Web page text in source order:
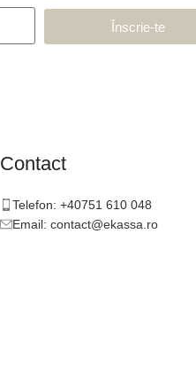
Înscrie-te
Contact
Telefon: +40751 610 048
Email: contact@ekassa.ro